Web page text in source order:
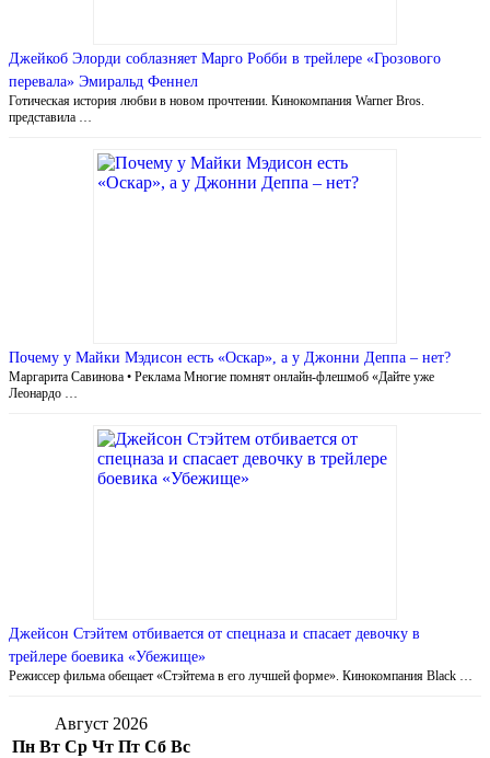
Джейкоб Элорди соблазняет Марго Робби в трейлере «Грозового
перевала» Эмиральд Феннел
Готическая история любви в новом прочтении. Кинокомпания Warner Bros.
представила …
Почему у Майки Мэдисон есть «Оскар», а у Джонни Деппа – нет?
Маргарита Савинова • Реклама Многие помнят онлайн-флешмоб «Дайте уже
Леонардо …
Джейсон Стэйтем отбивается от спецназа и спасает девочку в
трейлере боевика «Убежище»
Режиссер фильма обещает «Стэйтема в его лучшей форме». Кинокомпания Black …
Август 2026
Пн Вт Ср Чт Пт Сб Вс